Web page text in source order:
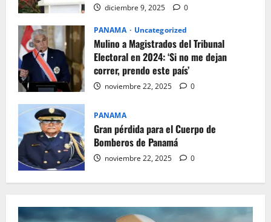
diciembre 9, 2025 0
PANAMA Uncategorized
Mulino a Magistrados del Tribunal
Electoral en 2024: ‘Si no me dejan
correr, prendo este país’
noviembre 22, 2025 0
PANAMA
Gran pérdida para el Cuerpo de
Bomberos de Panamá
noviembre 22, 2025 0